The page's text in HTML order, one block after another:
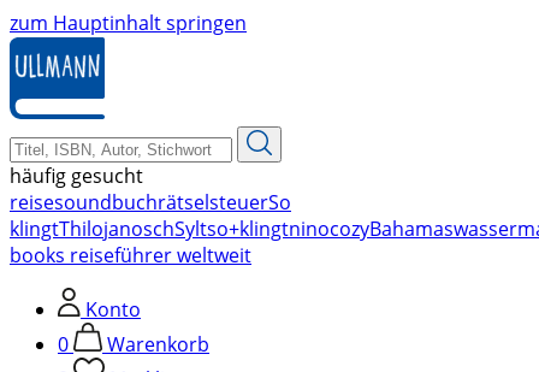
zum Hauptinhalt springen
häufig gesucht
reisesoundbuchrätselsteuerSo
klingtThilojanoschSyltso+klingtninocozyBahamas
books reiseführer weltweit
Konto
0
Warenkorb